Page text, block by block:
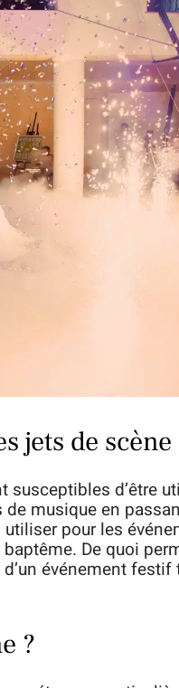
jets de scène
susceptibles d’être
musique en
pour les
De quoi
événement festif
?